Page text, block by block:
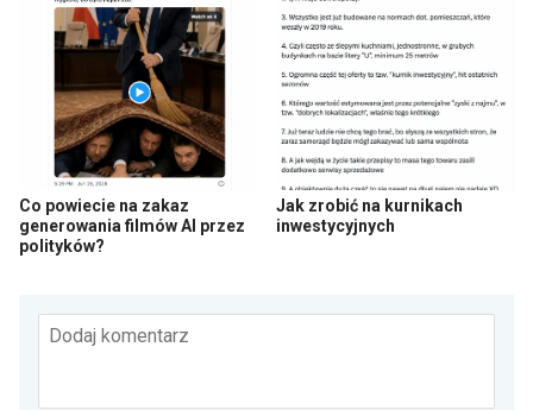
Co powiecie na zakaz
generowania filmów AI przez
polityków?
Jak zrobić na kurnikach
inwestycyjnych
Dodaj komentarz